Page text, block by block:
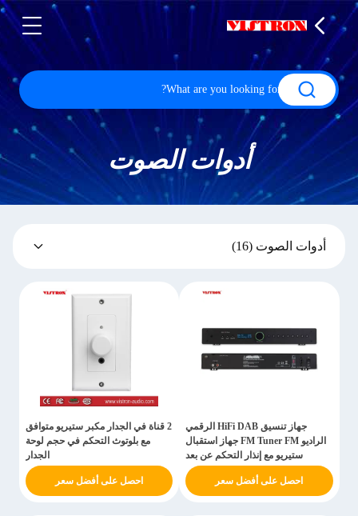
أدوات الصوت
أدوات الصوت (16)
جهاز تنسيق HiFi DAB الرقمي
الراديو FM Tuner FM جهاز استقبال
ستيريو مع إنذار التحكم عن بعد
احصل على أفضل سعر
2 قناة في الجدار مكبر ستيريو متوافق
مع بلوتوث التحكم في حجم لوحة
الجدار
احصل على أفضل سعر